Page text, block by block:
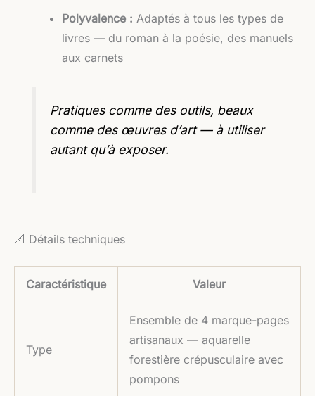
Polyvalence : Adaptés à tous les types de
livres — du roman à la poésie, des manuels
aux carnets
Pratiques comme des outils, beaux
comme des œuvres d’art — à utiliser
autant qu’à exposer.
📐 Détails techniques
Caractéristique Valeur
Type
Ensemble de 4 marque-pages
artisanaux — aquarelle
forestière crépusculaire avec
pompons